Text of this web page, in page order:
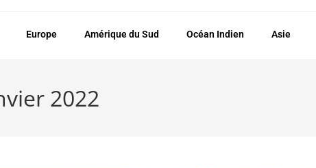
Europe Amérique du Sud Océan Indien Asie
2022